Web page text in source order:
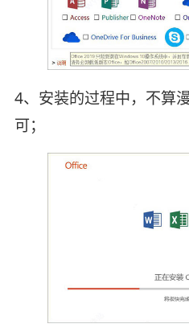
4、安装的过程中，不算
可；